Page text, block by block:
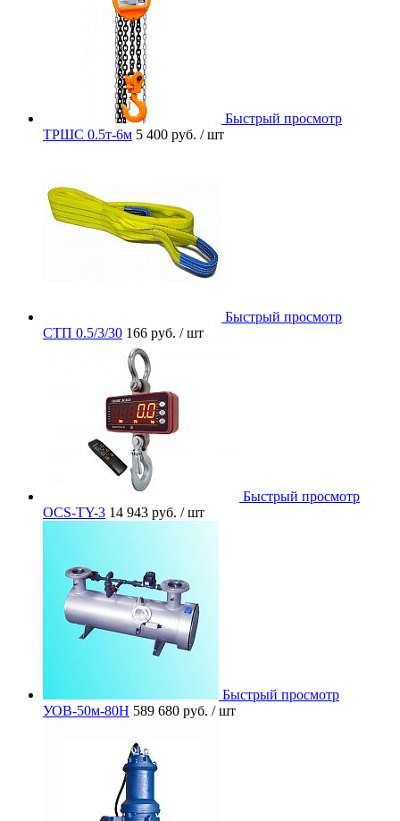
Быстрый просмотр
ТРШС 0.5т-6м 5 400 руб. / шт
Быстрый просмотр
СТП 0.5/3/30 166 руб. / шт
Быстрый просмотр
OCS-TY-3 14 943 руб. / шт
Быстрый просмотр
УОВ-50м-80Н 589 680 руб. / шт